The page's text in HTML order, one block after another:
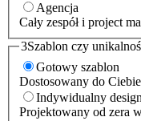
Agencja
Cały zespół i project
3Szablon czy
Gotowy szablon
Dostosowany do Ciebie
Indywidualny design
Projektowany od zera